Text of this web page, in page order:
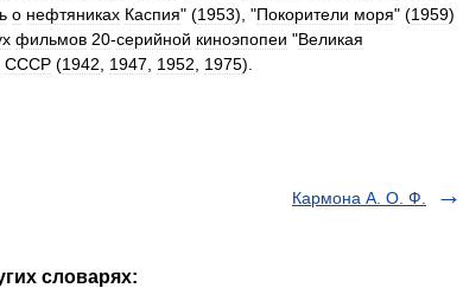
о нефтяниках Каспия" (1953), "Покорители моря" (1959)
фильмов 20-серийной киноэпопеи "Великая
СССР (1942 1947 1952 1975).
Кармона А. О. Ф.
словарях: